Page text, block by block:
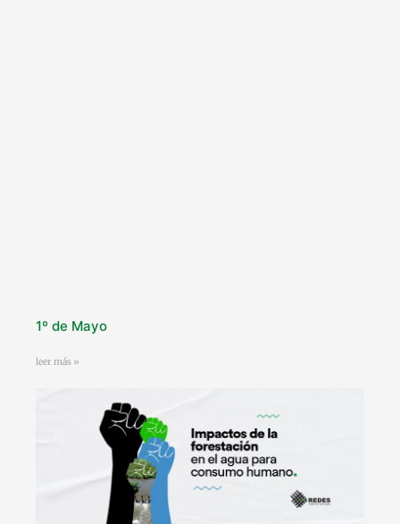
1º de Mayo
leer más »